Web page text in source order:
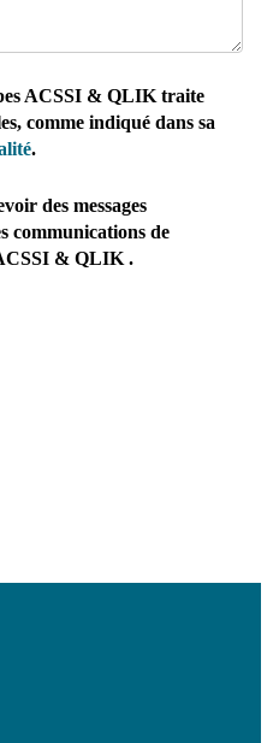
ACSSI & QLIKtraite
comme indiqué dans sa
.
des messages
communications de
& QLIK.